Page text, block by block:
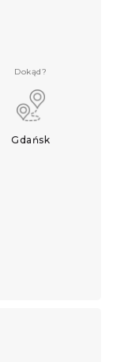
Dokąd?
Gdańsk